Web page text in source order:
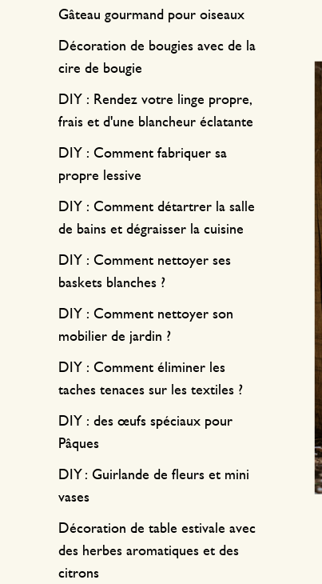
Accessoires pour le thé
Accessoires café
Cuisines du monde
Paniers
Papeterie & loisirs
Gâteau gourmand pour oiseaux
Décoration de bougies avec de la
cire de bougie
DIY : Rendez votre linge propre,
frais et d'une blancheur éclatante
DIY : Comment fabriquer sa
propre lessive
DIY : Comment détartrer la salle
de bains et dégraisser la cuisine
DIY : Comment nettoyer ses
baskets blanches ?
DIY : Comment nettoyer son
mobilier de jardin ?
DIY : Comment éliminer les
taches tenaces sur les textiles ?
DIY : des œufs spéciaux pour
Pâques
DIY : Guirlande de fleurs et mini
vases
Décoration de table estivale avec
des herbes aromatiques et des
citrons